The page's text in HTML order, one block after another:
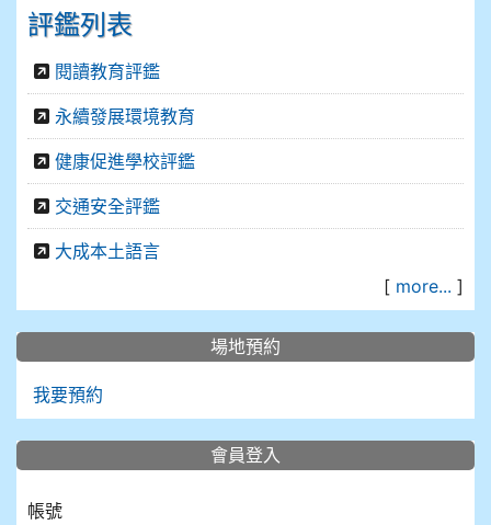
評鑑列表
閱讀教育評鑑
永續發展環境教育
健康促進學校評鑑
交通安全評鑑
大成本土語言
[ more... ]
場地預約
我要預約
會員登入
帳號